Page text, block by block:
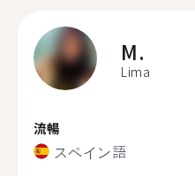
M.
Lima
流暢
スペイン語